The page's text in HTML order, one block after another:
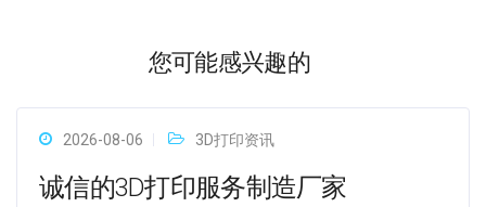
您可能感兴趣的
2026-08-06 3D打印资讯
诚信的3D打印服务制造厂家